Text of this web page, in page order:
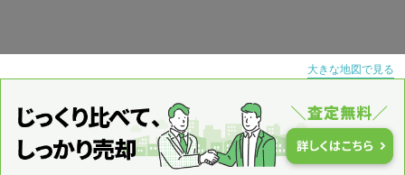
大きな地図で見る